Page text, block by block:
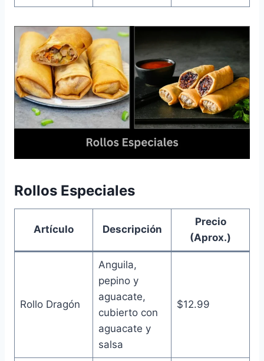
Rollos Especiales
Artículo Descripción
Precio
(Aprox.)
Rollo Dragón
Anguila,
pepino y
aguacate,
cubierto con
aguacate y
salsa
$12.99